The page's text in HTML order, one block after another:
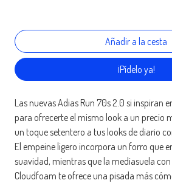
¡Pídelo ya!
Las nuevas Adias Run 70s 2.0 si inspiran
para ofrecerte el mismo look a un precio
un toque setentero a tus looks de diario
El empeine ligero incorpora un forro que
suavidad, mientras que la mediasuela
Cloudfoam te ofrece una pisada más